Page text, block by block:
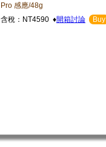
Pro 感應/48g
含稅：NT4590 ♦開箱討論 Buy